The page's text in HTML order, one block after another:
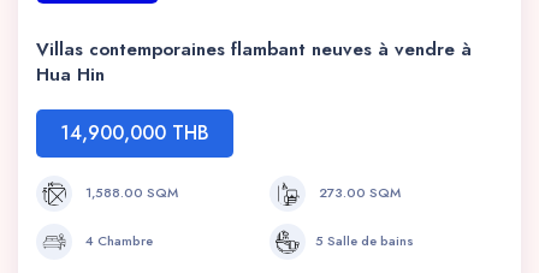
Villas contemporaines flambant neuves à vendre à
Hua Hin
14,900,000 THB
1,588.00 SQM 273.00 SQM
4 Chambre 5 Salle de bains